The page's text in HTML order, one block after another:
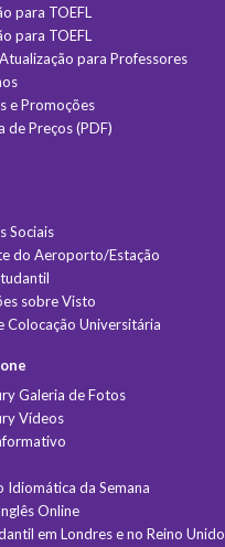
para TOEFL
para TOEFL
para Professores
e Promoções
de Preços (PDF)
Sociais
do Aeroporto/Estação
sobre Visto
Colocação Universitária
Galeria de Fotos
Vídeos
Idiomática da Semana
Online
em Londres e no Reino Unido